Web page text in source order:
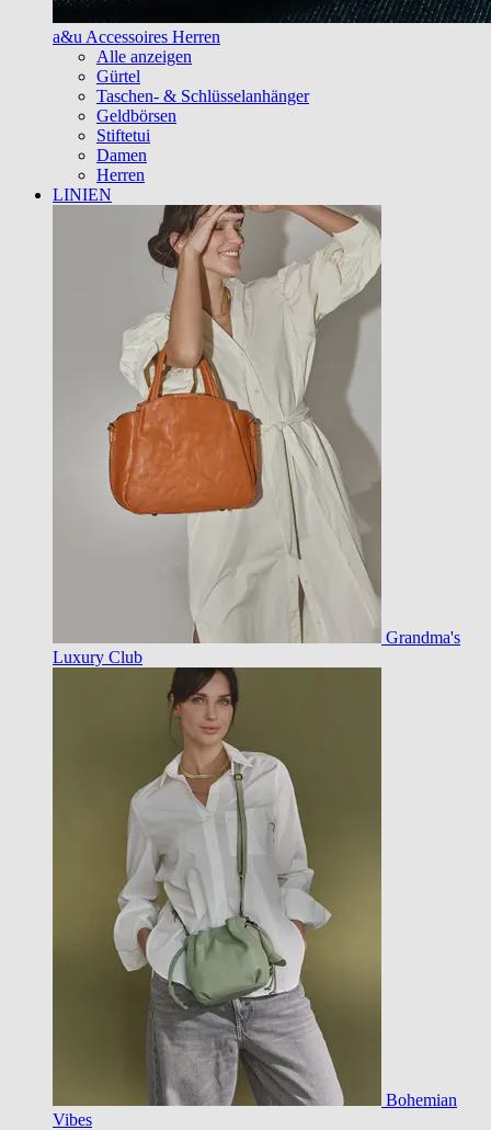
a&u Accessoires Herren
Alle anzeigen
Gürtel
Taschen- & Schlüsselanhänger
Geldbörsen
Stiftetui
Damen
Herren
LINIEN
Grandma's
Luxury Club
Bohemian
Vibes